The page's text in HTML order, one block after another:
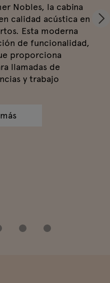
Nobles, la cabina
calidad acústica en
Esta moderna
de funcionalidad,
proporciona
llamadas de
y trabajo